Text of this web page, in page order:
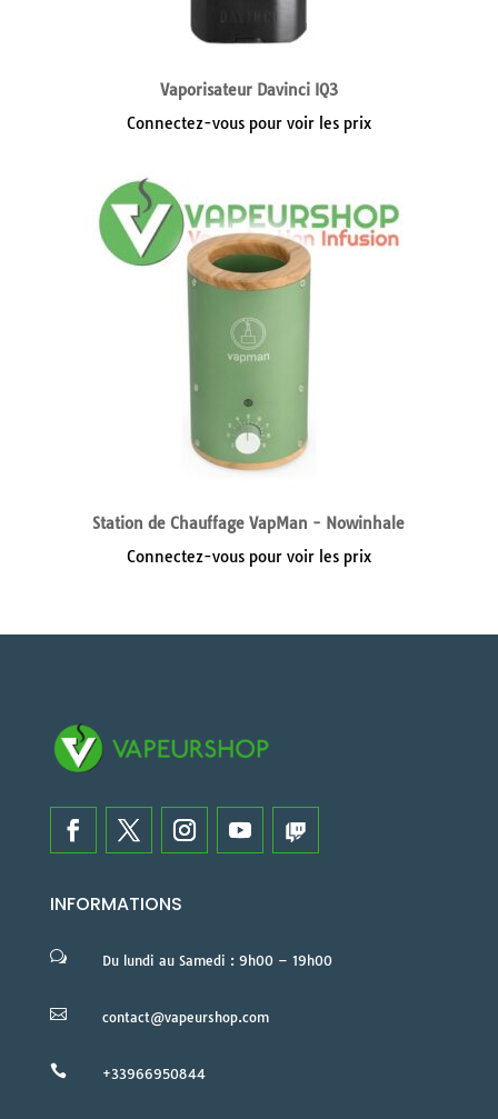
Vaporisateur Davinci IQ3
Connectez-vous pour voir les prix
Station de Chauffage VapMan - Nowinhale
Connectez-vous pour voir les prix
INFORMATIONS
w Du lundi au Samedi : 9h00 – 19h00
 contact@vapeurshop.com
 +33966950844